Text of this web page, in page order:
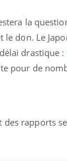
la
le don. Le
drastique :
pour de
des rapports